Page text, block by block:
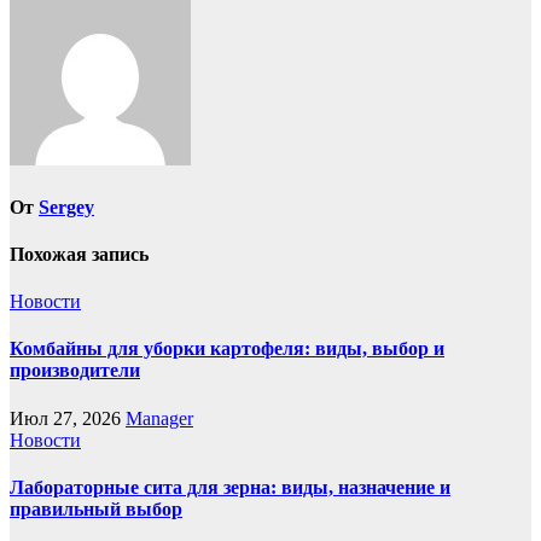
От Sergey
Похожая запись
Новости
Комбайны для уборки картофеля: виды, выбор и
производители
Июл 27, 2026 Manager
Новости
Лабораторные сита для зерна: виды, назначение и
правильный выбор